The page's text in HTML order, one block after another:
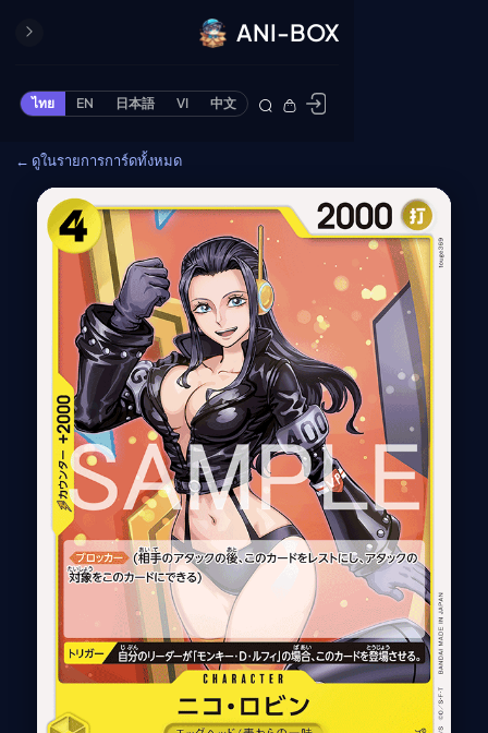
ANI-BOX
ไทย EN 日本語 VI 中文
ปิด
ONE PIECE
Collection
Deck Builder
My-Collection
Deck Library
Deck Share
PREMIUM SERVICE
ทีวีออนไลน์
แนะนำรายการทีวี
อนิเมะ
ตารางออกอากาศอนิ
เมะ (คืนนี้)
ตารางออกอากาศอนิ
เมะ
← ดูในรายการการ์ดทั้งหมด